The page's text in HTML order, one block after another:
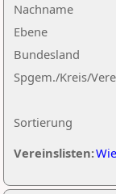
Nachname
Ebene
Sortierung
Bundesland
Spgem./Kreis/
Vereinslisten: